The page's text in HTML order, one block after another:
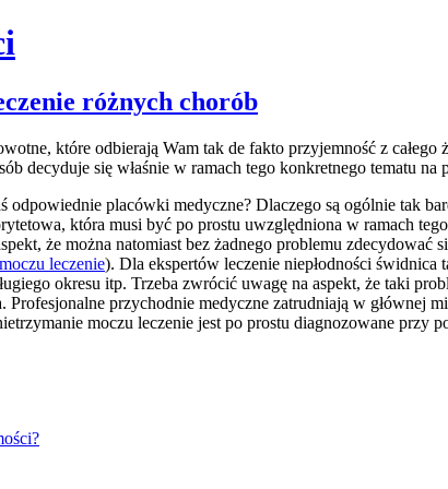
różnych chorób
które odbierają Wam tak de fakto przyjemność z
decyduje się właśnie w ramach tego konkretnego tematu
odpowiednie placówki medyczne? Dlaczego są ogólnie tak
która musi być po prostu uwzględniona w ramach
że można natomiast bez żadnego problemu
leczenie). Dla ekspertów leczenie niepłodności świdnica
okresu itp. Trzeba zwrócić uwagę na aspekt, że taki
Profesjonalne przychodnie medyczne zatrudniają w
moczu leczenie jest po prostu diagnozowane przy